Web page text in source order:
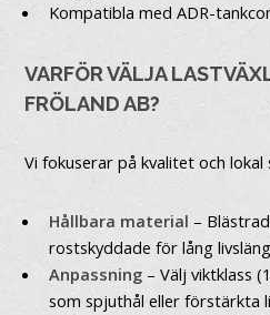
Kompatibla med ADR-
VARFÖR VÄLJA
FRÖLAND AB?
Vi fokuserar på kvalitet och lokal
Hållbara material –
rostskyddade för lång
Anpassning– Välj viktklass
som spjuthål eller förstärkta